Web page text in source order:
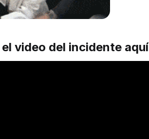
video del incidente aquí